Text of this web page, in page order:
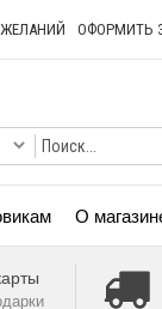
ОФОРМИТЬ
О